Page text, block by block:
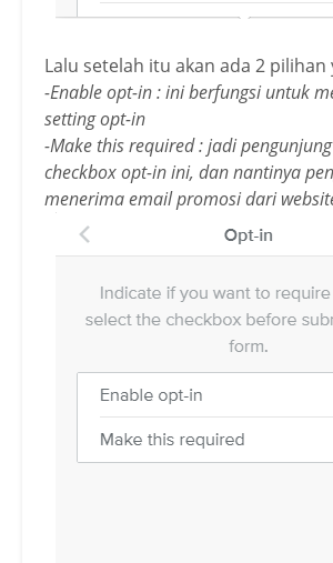
Lalu setelah itu akan ada 2 pilihan
-Enable opt-in : ini berfungsi untuk
setting opt-in
-Make this required : jadi
checkbox opt-in ini, dan nantinya
menerima email promosi dari